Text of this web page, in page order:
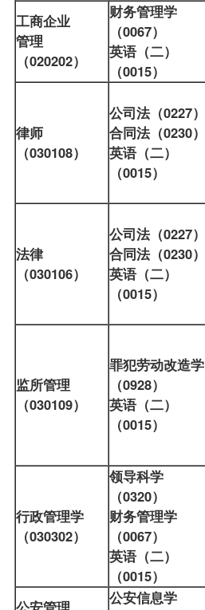
工商企业
管理
（020202）
财务管理学
（0067）
英语（二）
（0015）
律师
（030108）
公司法（0227）
合同法（0230）
英语（二）
（0015）
法律
（030106）
公司法（0227）
合同法（0230）
英语（二）
（0015）
监所管理
（030109）
罪犯劳动改造学
（0928）
英语（二）
（0015）
行政管理学
（030302）
领导科学
（0320）
财务管理学
（0067）
英语（二）
（0015）
公安信息学